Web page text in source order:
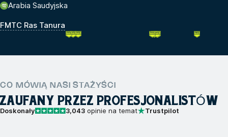
Arabia Saudyjska
FMTC Ras Tanura
CO MÓWIĄ NASI STAŻYŚCI
ZAUFANY PRZEZ PROFESJONALISTÓW
Doskonały 3,043 opinie na temat Trustpilot